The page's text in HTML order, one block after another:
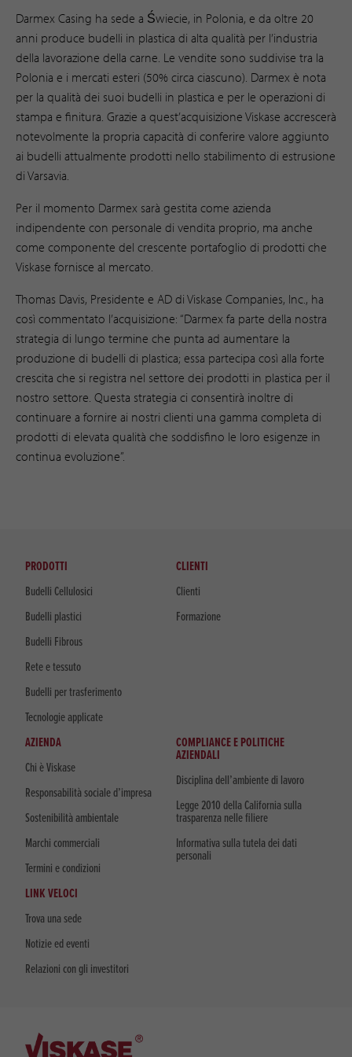
Darmex Casing ha sede a Świecie, in Polonia, e da oltre 20
anni produce budelli in plastica di alta qualità per l’industria
della lavorazione della carne. Le vendite sono suddivise tra la
Polonia e i mercati esteri (50% circa ciascuno). Darmex è nota
per la qualità dei suoi budelli in plastica e per le operazioni di
stampa e finitura. Grazie a quest’acquisizione Viskase accrescerà
notevolmente la propria capacità di conferire valore aggiunto
ai budelli attualmente prodotti nello stabilimento di estrusione
di Varsavia.
Per il momento Darmex sarà gestita come azienda
indipendente con personale di vendita proprio, ma anche
come componente del crescente portafoglio di prodotti che
Viskase fornisce al mercato.
Thomas Davis, Presidente e AD di Viskase Companies, Inc., ha
così commentato l’acquisizione: “Darmex fa parte della nostra
strategia di lungo termine che punta ad aumentare la
produzione di budelli di plastica; essa partecipa così alla forte
crescita che si registra nel settore dei prodotti in plastica per il
nostro settore. Questa strategia ci consentirà inoltre di
continuare a fornire ai nostri clienti una gamma completa di
prodotti di elevata qualità che soddisfino le loro esigenze in
continua evoluzione”.
PRODOTTI
Budelli Cellulosici
Budelli plastici
Budelli Fibrous
Rete e tessuto
Budelli per trasferimento
Tecnologie applicate
CLIENTI
Clienti
Formazione
AZIENDA
Chi è Viskase
Responsabilità sociale d’impresa
Sostenibilità ambientale
Marchi commerciali
Termini e condizioni
COMPLIANCE E POLITICHE
AZIENDALI
Disciplina dell’ambiente di lavoro
Legge 2010 della California sulla
trasparenza nelle filiere
Informativa sulla tutela dei dati
personali
LINK VELOCI
Trova una sede
Notizie ed eventi
Relazioni con gli investitori